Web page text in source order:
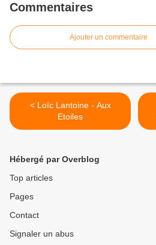
Commentaires
Ajouter un commentaire
< Loïc Lantoine - Aux
Etoiles
Hébergé par Overblog
Top articles
Pages
Contact
Signaler un abus